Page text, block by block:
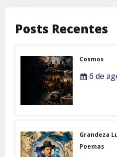
Posts Recentes
Cosmos
6 de
Grandeza
Poemas